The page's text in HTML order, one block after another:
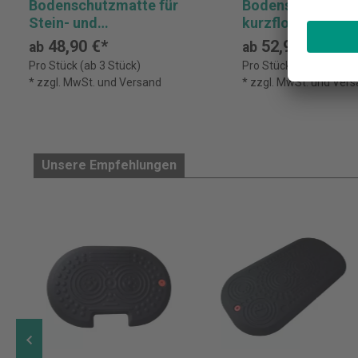
Bodenschutzmatte für
Stein- und
Parkettböden,
rechteckig, transparent,
1200 x 1500 mm
ab 48,90 €*
Pro Stück (ab 3 Stück)
* zzgl. MwSt. und Versand
kurzflorige
Teppichböden,
rechteckig,
1200 x 1500 mm
ab52,90 €*
Pro Stück (ab 3 Stück)
* zzgl. MwSt. und
Unsere Empfehlungen